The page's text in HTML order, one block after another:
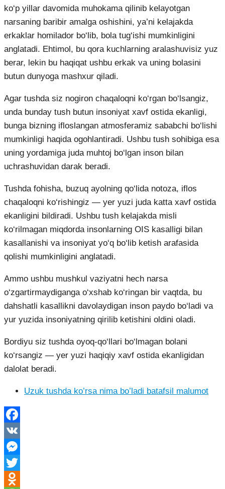
ko‘p yillar davomida muhokama qilinib kelayotgan
narsaning baribir amalga oshishini, ya’ni kelajakda
erkaklar homilador bo‘lib, bola tug‘ishi mumkinligini
anglatadi. Ehtimol, bu qora kuchlarning aralashuvisiz yuz
berar, lekin bu haqiqat ushbu erkak va uning bolasini
butun dunyoga mashxur qiladi.
Agar tushda siz nogiron chaqaloqni ko‘rgan bo‘lsangiz,
unda bunday tush butun insoniyat xavf ostida ekanligi,
bunga bizning ifloslangan atmosferamiz sababchi bo‘lishi
mumkinligi haqida ogohlantiradi. Ushbu tush sohibiga esa
uning yordamiga juda muhtoj bo‘lgan inson bilan
uchrashuvidan darak beradi.
Tushda fohisha, buzuq ayolning qo‘lida notoza, iflos
chaqaloqni ko‘rishingiz — yer yuzi juda katta xavf ostida
ekanligini bildiradi. Ushbu tush kelajakda misli
ko‘rilmagan miqdorda insonlarning OIS kasalligi bilan
kasallanishi va insoniyat yo‘q bo‘lib ketish arafasida
qolishi mumkinligini anglatadi.
Ammo ushbu mushkul vaziyatni hech narsa
o‘zgartirmaydiganga o‘xshab ko‘ringan bir vaqtda, bu
dahshatli kasallikni davolaydigan inson paydo bo‘ladi va
yur yuzida insoniyatning qirilib ketishini oldini oladi.
Bordiyu siz tushda oyoq-qo‘llari bo‘lmagan bolani
ko‘rsangiz — yer yuzi haqiqiy xavf ostida ekanligidan
dalolat beradi.
Uzuk tushda ko’rsa nima bo’ladi batafsil malumot
Facebook
VK
Messenger
Twitter